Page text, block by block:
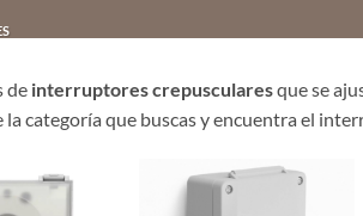
de interruptores crepuscularesque se
la categoría que buscas y encuentra el